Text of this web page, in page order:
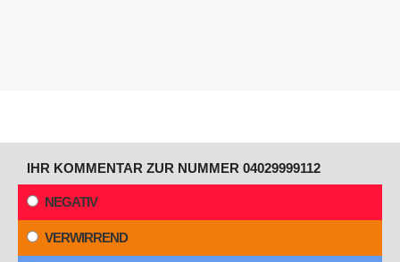
IHR KOMMENTAR ZUR NUMMER 04029999112
NEGATIV
VERWIRREND